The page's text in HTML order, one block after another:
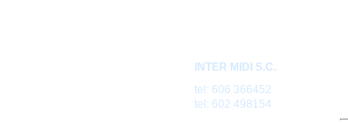
INTER MIDI S.C.
tel: 606 366452
tel: 602 498154